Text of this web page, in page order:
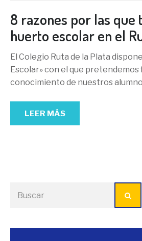
8 razones por las que
huerto escolar en el
El Colegio Ruta de la Plata
Escolar» con el que pretendemos
conocimiento de nuestros
LEER MÁS